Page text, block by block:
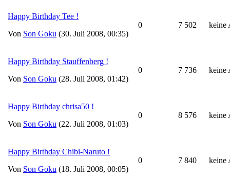
Happy Birthday Tee !
Von Son Goku (30. Juli 2008, 00:35)
0 7 502 keine
Happy Birthday Stauffenberg !
Von Son Goku (28. Juli 2008, 01:42)
0 7 736 keine
Happy Birthday chrisa50 !
Von Son Goku (22. Juli 2008, 01:03)
0 8 576 keine
Happy Birthday Chibi-Naruto !
Von Son Goku (18. Juli 2008, 00:05)
0 7 840 keine